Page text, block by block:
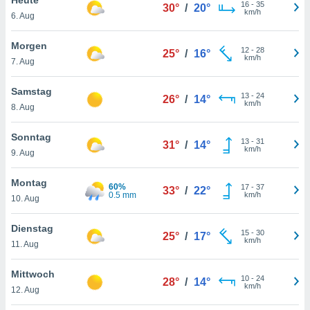
oder
Partner
es uns
das
der
Profil zu
Ihnen
finden
. Sie
jederzeit
Rand
6. Aug
30° / 20° 16- 35
km/h
Morgen
7. Aug
25° / 16° 12- 28
km/h
Samstag
8. Aug
26° / 14° 13- 24
km/h
Sonntag
9. Aug
31° / 14° 13- 31
km/h
Montag
10. Aug
60%
0.5 mm
33° / 22° 17- 37
km/h
Dienstag
11. Aug
25° / 17° 15- 30
km/h
Mittwoch
12. Aug
28° / 14° 10- 24
km/h